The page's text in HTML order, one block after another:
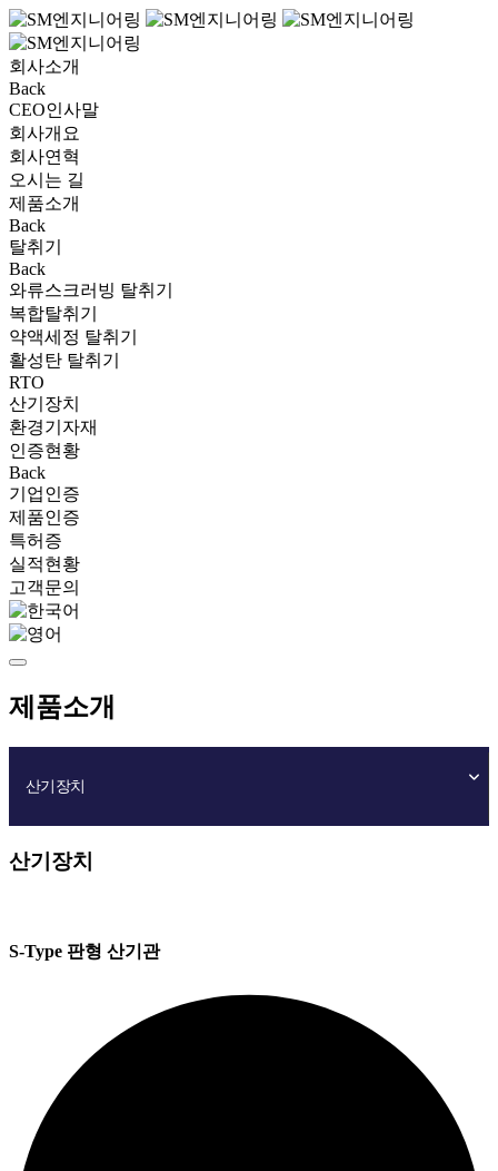
회사소개
Back
CEO인사말
회사개요
회사연혁
오시는 길
제품소개
Back
탈취기
Back
와류스크러빙 탈취기
복합탈취기
약액세정 탈취기
활성탄 탈취기
RTO
산기장치
환경기자재
인증현황
Back
기업인증
제품인증
특허증
실적현황
고객문의
제품소개
산기장치
산기장치
S-Type 판형 산기관